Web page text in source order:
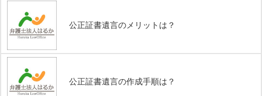
公正証書遺言のメリットは？
公正証書遺言の作成手順は？